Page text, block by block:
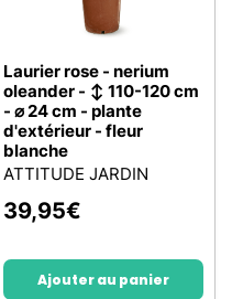
Laurier rose - nerium
oleander - ↕ 110-120 cm
- ⌀ 24 cm - plante
d'extérieur - fleur
blanche
ATTITUDE JARDIN
39,95€
Ajouter au panier